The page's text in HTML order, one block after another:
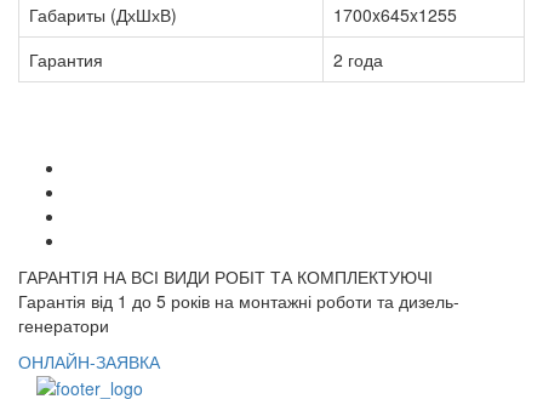
Габариты (ДхШхВ)
1700x645x1255
Гарантия
2 года
ГАРАНТІЯ НА ВСІ ВИДИ РОБІТ ТА КОМПЛЕКТУЮЧІ
Гарантія від 1 до 5 років на монтажні роботи та дизель-
генератори
ОНЛАЙН-ЗАЯВКА